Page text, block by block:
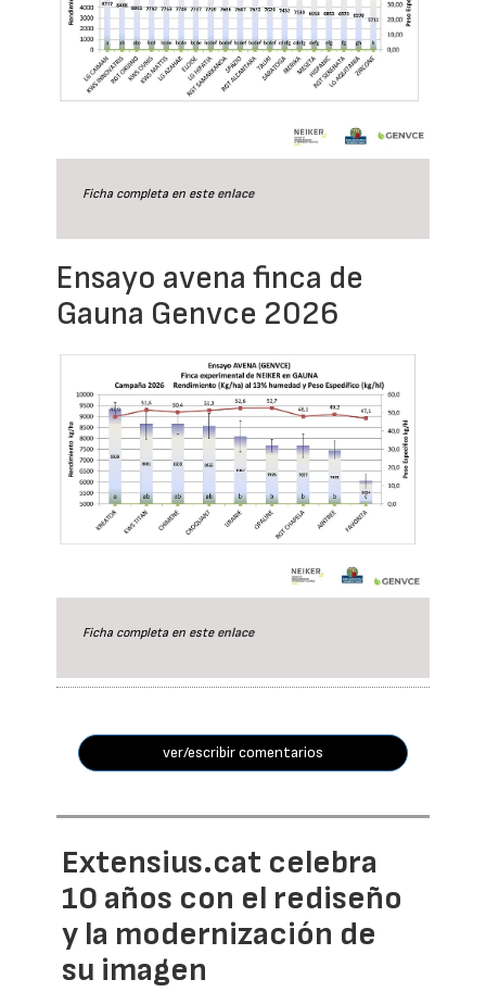
Ficha completa en este enlace
Ensayo avena finca de
Gauna Genvce 2026
Ficha completa en este enlace
ver/escribir comentarios
Extensius.cat celebra
10 años con el rediseño
y la modernización de
su imagen